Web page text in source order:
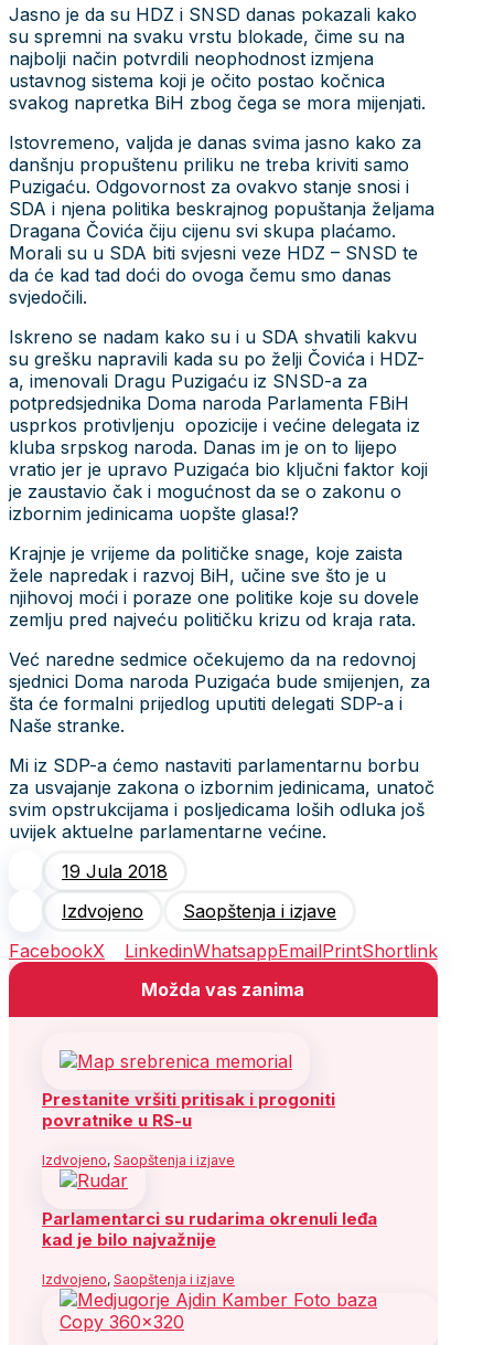
Jasno je da su HDZ i SNSD danas pokazali kako
su spremni na svaku vrstu blokade, čime su na
najbolji način potvrdili neophodnost izmjena
ustavnog sistema koji je očito postao kočnica
svakog napretka BiH zbog čega se mora mijenjati.
Istovremeno, valjda je danas svima jasno kako za
danšnju propuštenu priliku ne treba kriviti samo
Puzigaću. Odgovornost za ovakvo stanje snosi i
SDA i njena politika beskrajnog popuštanja željama
Dragana Čovića čiju cijenu svi skupa plaćamo.
Morali su u SDA biti svjesni veze HDZ – SNSD te
da će kad tad doći do ovoga čemu smo danas
svjedočili.
Iskreno se nadam kako su i u SDA shvatili kakvu
su grešku napravili kada su po želji Čovića i HDZ-
a, imenovali Dragu Puzigaću iz SNSD-a za
potpredsjednika Doma naroda Parlamenta FBiH
usprkos protivljenju opozicije i većine delegata iz
kluba srpskog naroda. Danas im je on to lijepo
vratio jer je upravo Puzigaća bio ključni faktor koji
je zaustavio čak i mogućnost da se o zakonu o
izbornim jedinicama uopšte glasa!?
Krajnje je vrijeme da političke snage, koje zaista
žele napredak i razvoj BiH, učine sve što je u
njihovoj moći i poraze one politike koje su dovele
zemlju pred najveću političku krizu od kraja rata.
Već naredne sedmice očekujemo da na redovnoj
sjednici Doma naroda Puzigaća bude smijenjen, za
šta će formalni prijedlog uputiti delegati SDP-a i
Naše stranke.
Mi iz SDP-a ćemo nastaviti parlamentarnu borbu
za usvajanje zakona o izbornim jedinicama, unatoč
svim opstrukcijama i posljedicama loših odluka još
uvijek aktuelne parlamentarne većine.
19 Jula 2018
Izdvojeno
Saopštenja i izjave
FacebookX LinkedinWhatsappEmailPrintShortlink
Možda vas zanima
Prestanite vršiti pritisak i progoniti
povratnike u RS-u
Izdvojeno, Saopštenja i izjave
Parlamentarci su rudarima okrenuli leđa
kad je bilo najvažnije
Izdvojeno, Saopštenja i izjave